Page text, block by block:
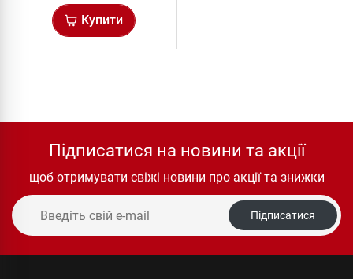
Купити
Підписатися на новини та акції
щоб отримувати свіжі новини про акції та знижки
Підписатися